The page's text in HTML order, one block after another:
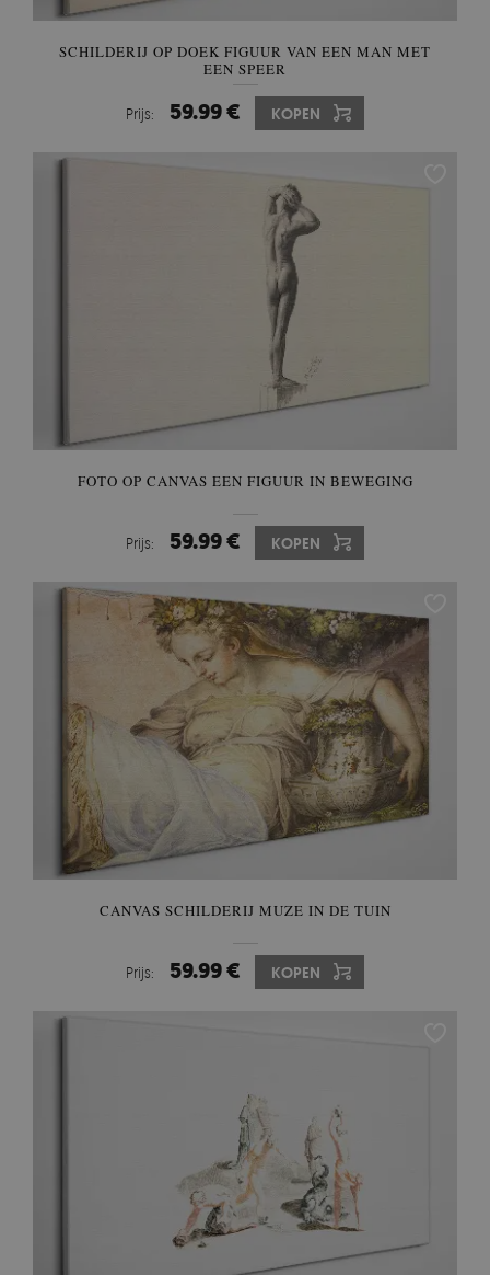
SCHILDERIJ OP DOEK FIGUUR VAN EEN MAN MET
EEN SPEER
Prijs: 59.99 € KOPEN
FOTO OP CANVAS EEN FIGUUR IN BEWEGING
Prijs: 59.99 € KOPEN
CANVAS SCHILDERIJ MUZE IN DE TUIN
Prijs: 59.99 € KOPEN